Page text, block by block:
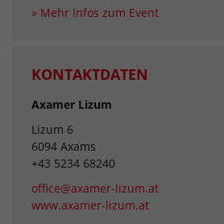
» Mehr Infos zum Event
KONTAKTDATEN
Axamer Lizum
Lizum 6
6094 Axams
+43 5234 68240
office@axamer-lizum.at
www.axamer-lizum.at